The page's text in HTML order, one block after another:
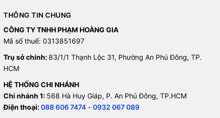
THÔNG TIN CHUNG
CÔNG TY TNHH PHẠM HOÀNG GIA
Mã số thuế: 0313851697
Trụ sở chính: 83/1/1 Thạnh Lộc 31, Phường An Phú Đông, TP.
HCM
HỆ THỐNG CHI NHÁNH
Chi nhánh 1: 568 Hà Huy Giáp, P. An Phú Đông, TP.HCM
Điện thoại:088 606 7474 - 0932 067 089